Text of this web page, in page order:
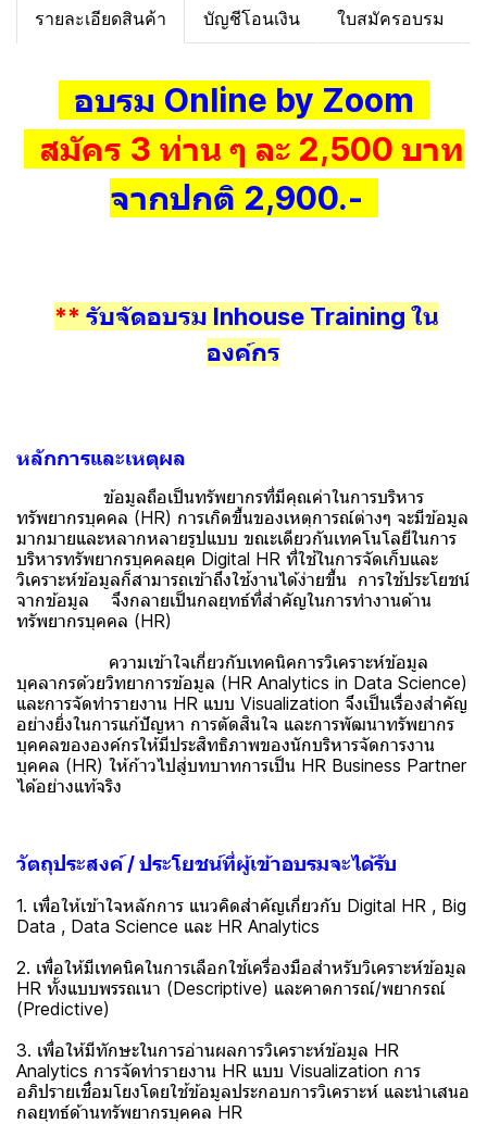
รายละเอียดสินค้า บัญชีโอนเงิน ใบสมัครอบรม
อบรม Online by Zoom
สมัคร 3 ท่าน ๆ ละ 2,500 บาท
จากปกติ 2,900.-
** รับจัดอบรม Inhouse Training ใน
องค์กร
หลักการและเหตุผล
ข้อมูลถือเป็นทรัพยากรที่มีคุณค่าในการบริหาร
ทรัพยากรบุคคล (HR) การเกิดขึ้นของเหตุการณ์ต่างๆ จะมีข้อมูล
มากมายและหลากหลายรูปแบบ ขณะเดียวกันเทคโนโลยีในการ
บริหารทรัพยากรบุคคลยุค Digital HR ที่ใช้ในการจัดเก็บและ
วิเคราะห์ข้อมูลก็สามารถเข้าถึงใช้งานได้ง่ายขึ้น การใช้ประโยชน์
จากข้อมูล จึงกลายเป็นกลยุทธ์ที่สำคัญในการทำงานด้าน
ทรัพยากรบุคคล (HR)
ความเข้าใจเกี่ยวกับเทคนิคการวิเคราะห์ข้อมูล
บุคลากรด้วยวิทยาการข้อมูล (HR Analytics in Data Science)
และการจัดทำรายงาน HR แบบ Visualization จึงเป็นเรื่องสำคัญ
อย่างยิ่งในการแก้ปัญหา การตัดสินใจ และการพัฒนาทรัพยากร
บุคคลขององค์กรให้มีประสิทธิภาพของนักบริหารจัดการงาน
บุคคล (HR) ให้ก้าวไปสู่บทบาทการเป็น HR Business Partner
ได้อย่างแท้จริง
วัตถุประสงค์ / ประโยชน์ที่ผู้เข้าอบรมจะได้รับ
1. เพื่อให้เข้าใจหลักการ แนวคิดสำคัญเกี่ยวกับ Digital HR , Big
Data , Data Science และ HR Analytics
2. เพื่อให้มีเทคนิคในการเลือกใช้เครื่องมือสำหรับวิเคราะห์ข้อมูล
HR ทั้งแบบพรรณนา (Descriptive) และคาดการณ์/พยากรณ์
(Predictive)
3. เพื่อให้มีทักษะในการอ่านผลการวิเคราะห์ข้อมูล HR
Analytics การจัดทำรายงาน HR แบบ Visualization การ
อภิปรายเชื่อมโยงโดยใช้ข้อมูลประกอบการวิเคราะห์ และนำเสนอ
กลยุทธ์ด้านทรัพยากรบุคคล HR